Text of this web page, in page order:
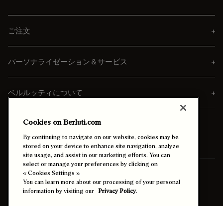
ご注文
パーソナライゼーション＆サービス
ベルルッティについて
送付先 日本 (日本語)
Cookies on Berluti.com
By continuing to navigate on our website, cookies may be
stored on your device to enhance site navigation, analyze
site usage, and assist in our marketing efforts. You can
select or manage your preferences by clicking on
« Cookies Settings ».
You can learn more about our processing of your personal
information by visiting our Privacy Policy.